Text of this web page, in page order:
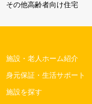
その他高齢者向け住宅
施設・老人ホーム紹介
身元保証・生活サポート
施設を探す